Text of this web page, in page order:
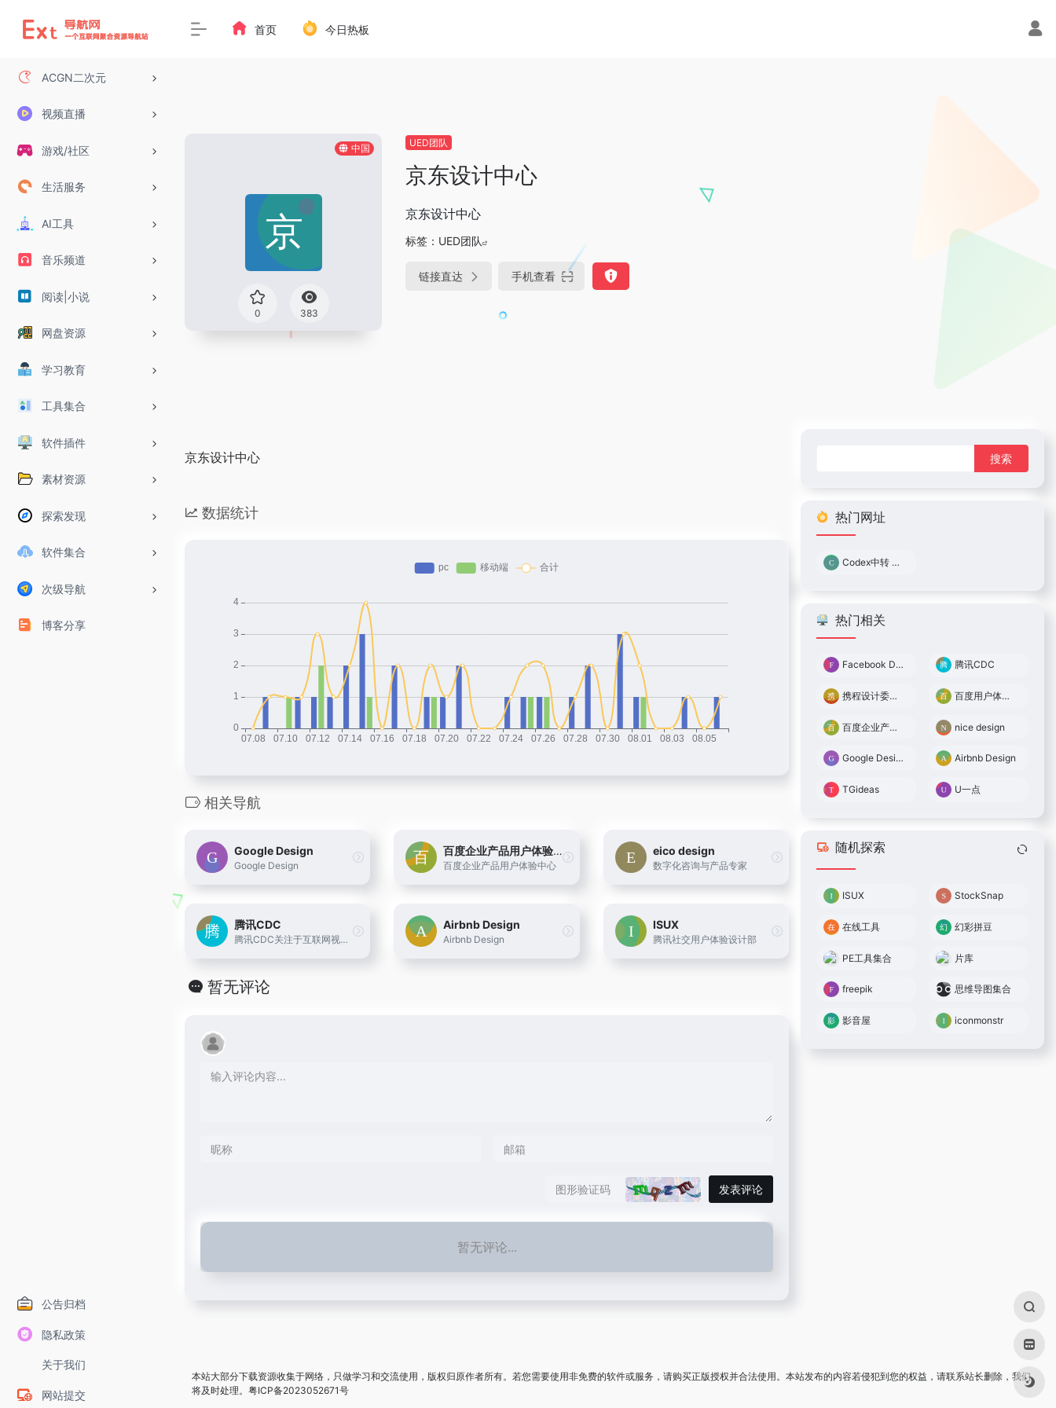
ACGN二次元
视频直播
游戏/社区
生活服务
AI工具
音乐频道
阅读|小说
网盘资源
学习教育
工具集合
软件插件
素材资源
探索发现
软件集合
次级导航
博客分享
公告归档
隐私政策
关于我们
网站提交
首页 今日热板
中国
0 383
UED团队
京东设计中心
京东设计中心
标签： UED团队
链接直达 手机查看
京东设计中心
数据统计
相关导航
Google Design
Google Design
百度企业产品用户体验中心
百度企业产品用户体验中心
eico design
数字化咨询与产品专家
腾讯CDC
腾讯CDC关注于互联网视觉设计、交互设计、用户研究、前端开发。
Airbnb Design
Airbnb Design
ISUX
腾讯社交用户体验设计部
暂无评论
发表评论
暂无评论...
热门网址
Codex中转 0.05倍率
热门相关
Facebook Design 腾讯CDC
携程设计委员会 百度用户体验中心
百度企业产品用户体验中心 nice design
Google Design Airbnb Design
TGideas U一点
随机探索
ISUX StockSnap
在线工具 幻彩拼豆
PE工具集合 片库
freepik 思维导图集合
影音屋 iconmonstr
本站大部分下载资源收集于网络，只做学习和交流使用，版权归原作者所有。若您需要使用非免费的软件或服务，请购买正版授权并合法使用。本站发布的内容若侵犯到您的权益，请联系站长删除，我们
将及时处理。 粤ICP备2023052671号